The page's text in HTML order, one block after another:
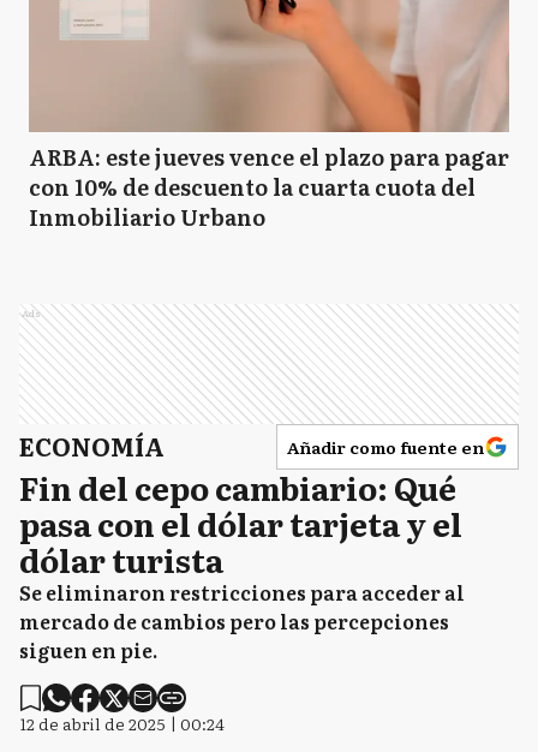
ARBA: este jueves vence el plazo para pagar
con 10% de descuento la cuarta cuota del
Inmobiliario Urbano
Ads
ECONOMÍA Añadir como fuente en
Fin del cepo cambiario: Qué
pasa con el dólar tarjeta y el
dólar turista
Se eliminaron restricciones para acceder al
mercado de cambios pero las percepciones
siguen en pie.
12 de abril de 2025 | 00:24